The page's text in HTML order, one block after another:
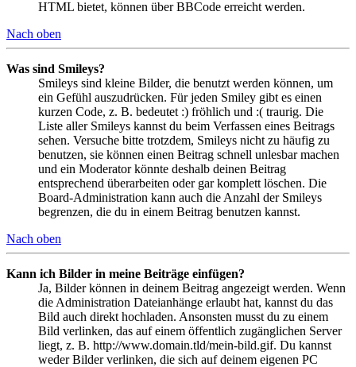
HTML bietet, können über BBCode erreicht werden.
Nach oben
Was sind Smileys?
Smileys sind kleine Bilder, die benutzt werden können, um
ein Gefühl auszudrücken. Für jeden Smiley gibt es einen
kurzen Code, z. B. bedeutet :) fröhlich und :( traurig. Die
Liste aller Smileys kannst du beim Verfassen eines Beitrags
sehen. Versuche bitte trotzdem, Smileys nicht zu häufig zu
benutzen, sie können einen Beitrag schnell unlesbar machen
und ein Moderator könnte deshalb deinen Beitrag
entsprechend überarbeiten oder gar komplett löschen. Die
Board-Administration kann auch die Anzahl der Smileys
begrenzen, die du in einem Beitrag benutzen kannst.
Nach oben
Kann ich Bilder in meine Beiträge einfügen?
Ja, Bilder können in deinem Beitrag angezeigt werden. Wenn
die Administration Dateianhänge erlaubt hat, kannst du das
Bild auch direkt hochladen. Ansonsten musst du zu einem
Bild verlinken, das auf einem öffentlich zugänglichen Server
liegt, z. B. http://www.domain.tld/mein-bild.gif. Du kannst
weder Bilder verlinken, die sich auf deinem eigenen PC